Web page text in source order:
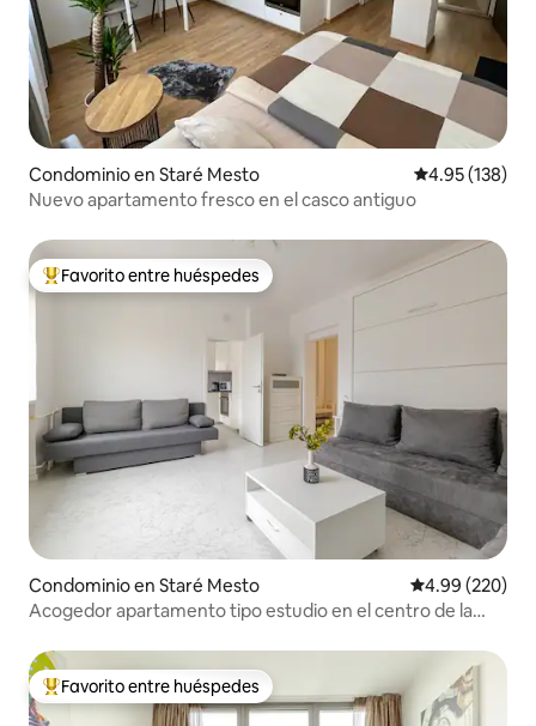
Condominio en Staré Mesto Calificación
4.95 (138)
Nuevo apartamento fresco en el casco antiguo
De los mejores en Favorito entre huéspedes
Favorito entre huéspedes
Condominio en Staré Mesto Calificación
4.99 (220)
Acogedor apartamento tipo estudio en el centro de la
De los mejores en Favorito entre huéspedes
Favorito entre huéspedes